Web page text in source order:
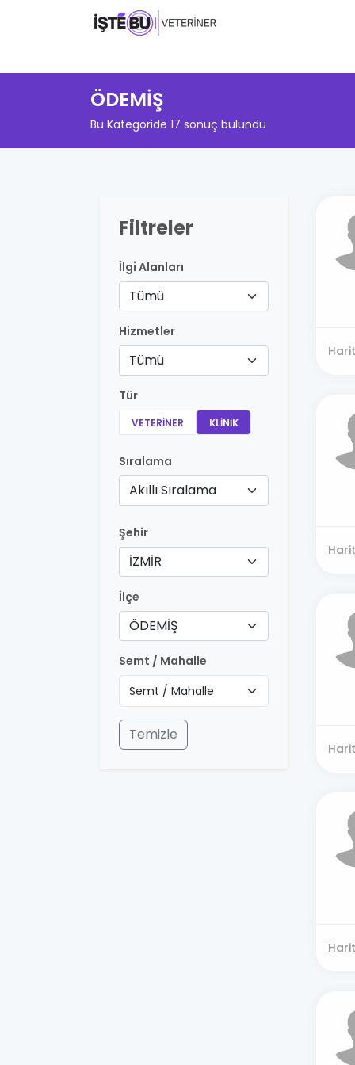
ÖDEMİŞ
Bu Kategoride 17 sonuç bulundu
Filtreler
İlgi Alanları
Tümü
Hizmetler
Tümü
Tür
VETERINER KLINIK
Sıralama
Akıllı Sıralama
Şehir
İZMİR
İlçe
ÖDEMİŞ
Semt / Mahalle
Temizle